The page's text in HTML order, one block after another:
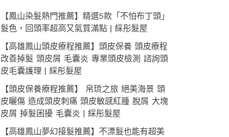
【鳳山染髮熱門推薦】精選5款「不怕布丁頭」
髮色，回頭率超高又氣質滿點 | 綵彤髮屋
【高雄鳳山頭皮療程推薦】頭皮保養 頭皮療程
改善掉髮 頭皮屑 毛囊炎 專業頭皮檢測 諮詢頭
皮毛囊護理 | 綵彤髮屋
【頭皮保養療程推薦】 帛琉之旅 絕美海景 頭
皮曬傷 造成頭皮刺痛 頭皮敏感紅腫 脫屑 大塊
皮屑 掉髮困擾 毛囊炎 | 綵彤髮屋
【高雄鳳山夢幻接髮推薦】不漂髮也能有超美